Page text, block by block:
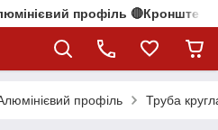
профіль
профіль Труба